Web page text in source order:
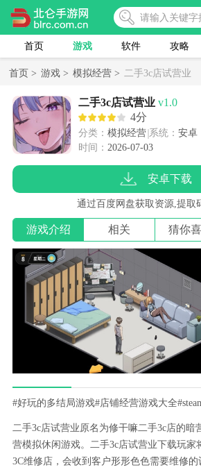
首页 游戏 软件 攻略
首页 > 游戏 > 模拟经营 > 二手3c店试营业
二手3c店试营业 v1.0
4分
分类： 模拟经营 系统： 安卓
时间： 2026-07-03
安卓下载
通过百度网盘获取资源,提取
游戏介绍 相关 猜你
#好玩的多结局游戏#店铺经营游戏大全
二手3c店试营业原名为修干嘛二手3c店的暗
营模拟休闲游戏。二手3c店试营业下载玩家
3C维修店，会收到客户形形色色需要维修